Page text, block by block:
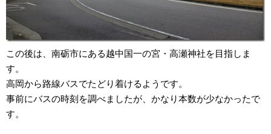
この後は、南砺市にある越中国一の宮・高瀬神社を目指しま
す。
高岡から路線バスでたどり着けるようです。
事前にバスの時刻を調べましたが、かなり本数が少なかったで
す。